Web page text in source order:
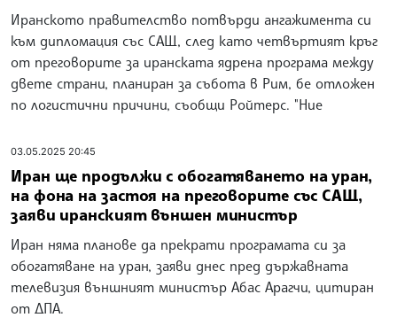
Иранското правителство потвърди ангажимента си
към дипломация със САЩ, след като четвъртият кръг
от преговорите за иранската ядрена програма между
двете страни, планиран за събота в Рим, бе отложен
по логистични причини, съобщи Ройтерс. "Ние
03.05.2025 20:45
Иран ще продължи с обогатяването на уран,
на фона на застоя на преговорите със САЩ,
заяви иранският външен министър
Иран няма планове да прекрати програмата си за
обогатяване на уран, заяви днес пред държавната
телевизия външният министър Абас Арагчи, цитиран
от ДПА.